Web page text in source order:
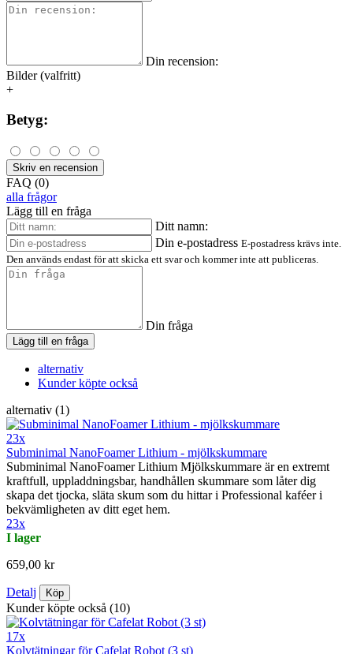
Din recension:
Bilder (valfritt)
+
Betyg:
Skriv en recension
FAQ (0)
alla frågor
Lägg till en fråga
Ditt namn:
Din e-postadress E-postadress krävs inte.
Den används endast för att skicka ett svar och kommer inte att publiceras.
Din fråga
Lägg till en fråga
alternativ
Kunder köpte också
alternativ (1)
23x
Subminimal NanoFoamer Lithium - mjölkskummare
Subminimal NanoFoamer Lithium Mjölkskummare är en extremt
kraftfull, uppladdningsbar, handhållen skummare som låter dig
skapa det tjocka, släta skum som du hittar i Professional kaféer i
bekvämligheten av ditt eget hem.
23x
I lager
659,00 kr
Detalj Köp
Kunder köpte också (10)
17x
Kolvtätningar för Cafelat Robot (3 st)